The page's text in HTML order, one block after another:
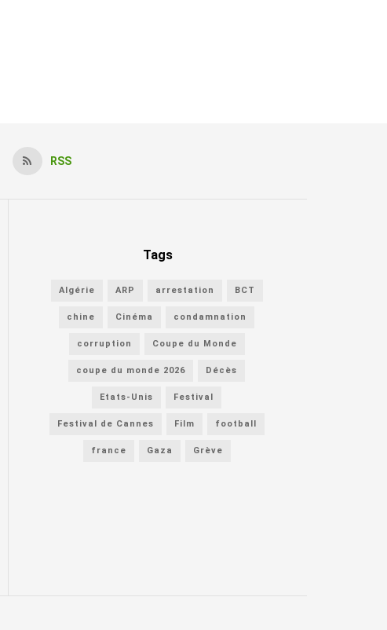
RSS
Tags
Algérie ARP arrestation BCT
chine Cinéma condamnation
corruption Coupe du Monde
coupe du monde 2026 Décès
Etats-Unis Festival
Festival de Cannes Film football
france Gaza Grève